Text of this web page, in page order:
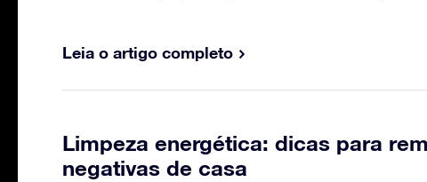
Leia o artigo completo
Limpeza energética: dicas para
negativas de casa